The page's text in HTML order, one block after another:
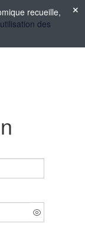
recueille,
des